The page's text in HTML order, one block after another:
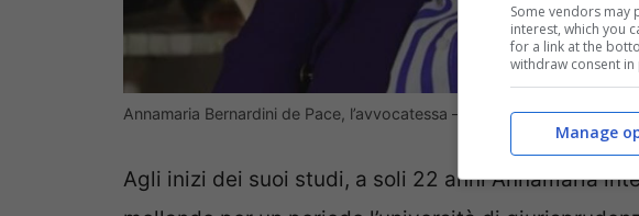
Annamaria Bernardini de Pace, l’avvocatessa – (Lavocetorino.it)
Agli inizi dei suoi studi, a soli 22 anni Annamaria
Some vendors may
interest, which you
for a link at the
withdraw consent
Manage